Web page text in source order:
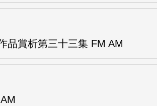
品賞析第三十三集 FM AM